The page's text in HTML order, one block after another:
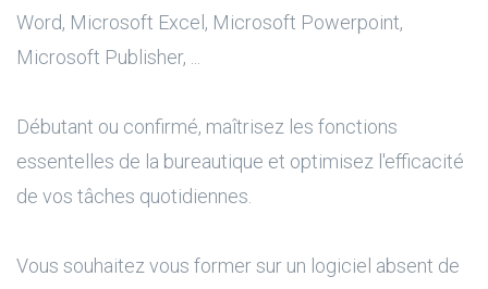
Word, Microsoft Excel, Microsoft Powerpoint,
Microsoft Publisher, ...
Débutant ou confirmé, maîtrisez les fonctions
essentelles de la bureautique et optimisez l'efficacité
de vos tâches quotidiennes.
Vous souhaitez vous former sur un logiciel absent de